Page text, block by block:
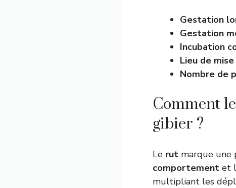
Gestation
Gestation
Incubation
Lieu de
Nombre de
Comment
gibier ?
Le rut marque une
comportement et
multipliant les